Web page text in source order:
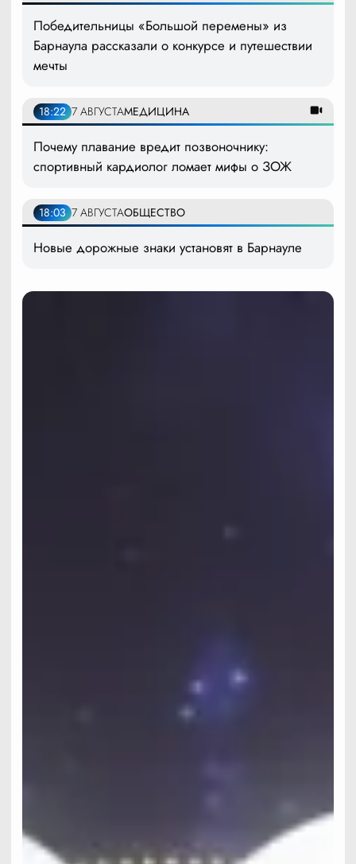
Победительницы «Большой перемены» из
Барнаула рассказали о конкурсе и путешествии
мечты
18:22 7 АВГУСТАМЕДИЦИНА
Почему плавание вредит позвоночнику:
спортивный кардиолог ломает мифы о ЗОЖ
18:03 7 АВГУСТАОБЩЕСТВО
Новые дорожные знаки установят в Барнауле